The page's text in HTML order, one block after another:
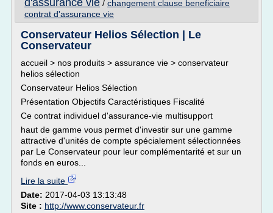
d'assurance vie / changement clause beneficiaire
contrat d'assurance vie
Conservateur Helios Sélection | Le
Conservateur
accueil > nos produits > assurance vie > conservateur
helios sélection
Conservateur Helios Sélection
Présentation Objectifs Caractéristiques Fiscalité
Ce contrat individuel d'assurance-vie multisupport
haut de gamme vous permet d'investir sur une gamme
attractive d'unités de compte spécialement sélectionnées
par Le Conservateur pour leur complémentarité et sur un
fonds en euros...
Lire la suite
Date: 2017-04-03 13:13:48
Site : http://www.conservateur.fr